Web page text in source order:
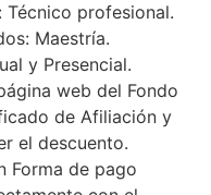
Técnico profesional.
Maestría.
y Presencial.
web del Fondo
de Afiliación y
el descuento.
Forma de pago